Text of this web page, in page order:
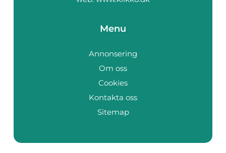
Menu
Annonsering
Om oss
Cookies
Kontakta oss
Sitemap